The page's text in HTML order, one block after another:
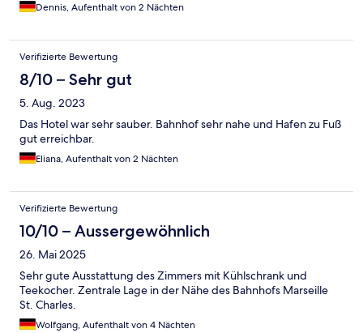
Dennis, Aufenthalt von 2 Nächten
Verifizierte Bewertung
8/10 – Sehr gut
5. Aug. 2023
Das Hotel war sehr sauber. Bahnhof sehr nahe und Hafen zu Fuß
gut erreichbar.
Eliana, Aufenthalt von 2 Nächten
Verifizierte Bewertung
10/10 – Aussergewöhnlich
26. Mai 2025
Sehr gute Ausstattung des Zimmers mit Kühlschrank und
Teekocher. Zentrale Lage in der Nähe des Bahnhofs Marseille
St. Charles.
Wolfgang, Aufenthalt von 4 Nächten